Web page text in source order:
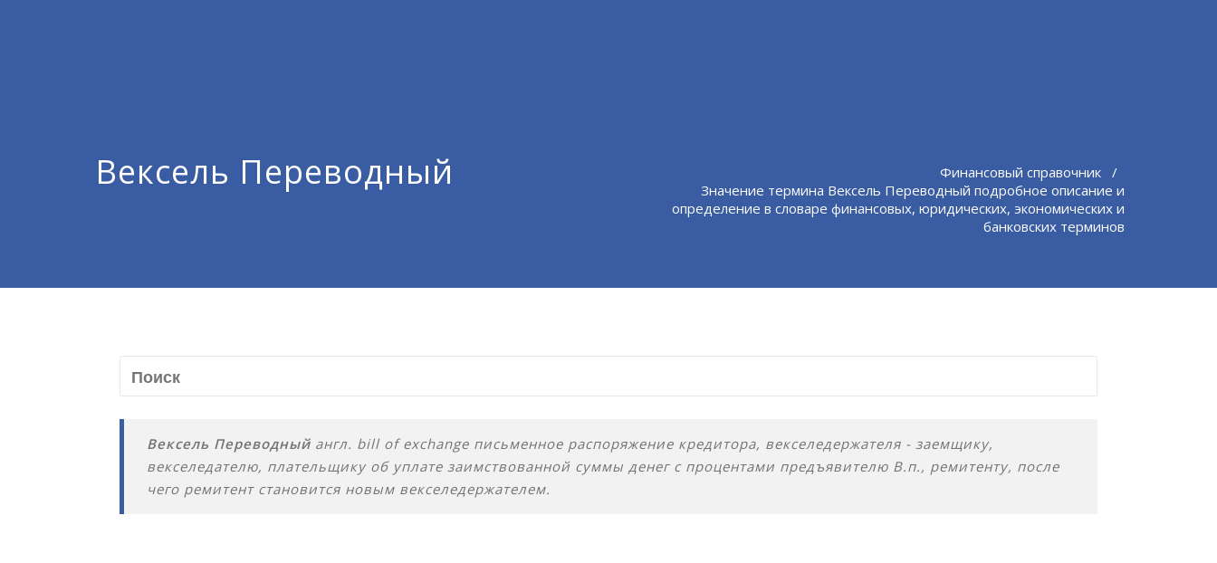
Вексель Переводный Финансовый справочник /
Значение термина Вексель Переводный подробное описание и
определение в словаре финансовых, юридических, экономических и
банковских терминов
Вексель Переводныйангл. bill of exchange письменное распоряжение кредитора, векселедержателя - заемщику,
векселедателю, плательщику об уплате заимствованной суммы денег с процентами предъявителю В.п., ремитенту, после
чего ремитент становится новым векселедержателем.